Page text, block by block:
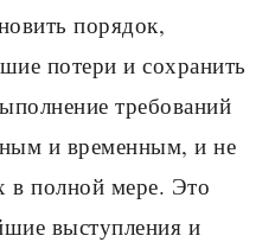
порядок,
потери и сохранить
требований
и временным, и не
в полной мере. Это
выступления и